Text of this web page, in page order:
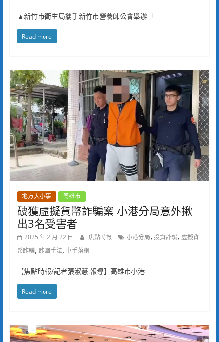
▲新竹市衛生局攜手新竹市營養師公會舉辦「
Read more
地方大小事 高雄市
破獲虛擬貨幣詐騙案 小港分局意外揪
出3名受害者
2025 年 2 月 22 日 焦點時報 小港分局, 投資詐騙, 虛擬貨
幣詐騙, 詐團手法, 車手落網
【焦點時報/記者張淑慧 報導】高雄市小港
Read more